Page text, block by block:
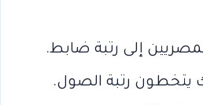
إلى رتبة ضابط.
يتخطون رتبة الصول.